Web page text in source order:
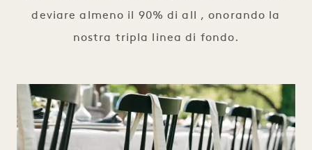
deviare almeno il 90% di all , onorando la
nostra tripla linea di fondo.